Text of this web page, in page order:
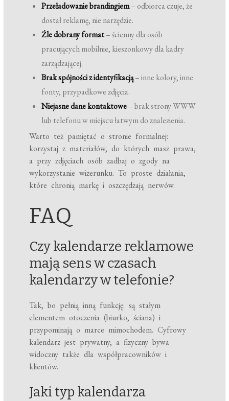
Przeładowanie brandingiem– odbiorca czuje, że
dostał reklamę, nie narzędzie.
Źle dobrany format– ścienny dla osób
pracujących mobilnie, kieszonkowy dla kadry
zarządzającej.
Brak spójności z identyfikacją– inne kolory, inne
fonty, przypadkowe zdjęcia.
Niejasne dane kontaktowe– brak strony WWW
lub telefonu w miejscu łatwym do znalezienia.
Warto też pamiętać o stronie formalnej:
korzystaj z materiałów, do których masz prawa,
a przy zdjęciach osób zadbaj o zgody na
wykorzystanie wizerunku. To proste działania,
które chronią markę i oszczędzają nerwów.
FAQ
Czy kalendarze reklamowe
mają sens w czasach
kalendarzy w telefonie?
Tak, bo pełnią inną funkcję: są stałym
elementem otoczenia (biurko, ściana) i
przypominają o marce mimochodem. Cyfrowy
kalendarz jest prywatny, a fizyczny bywa
widoczny także dla współpracowników i
klientów.
Jaki typ kalendarza